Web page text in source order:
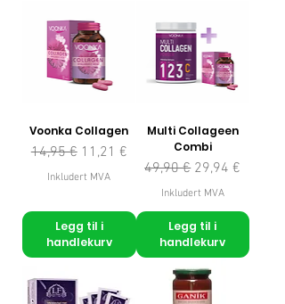
Voonka Collagen
Vanlig pris
14,95 € Salgspris
11,21 €
Inkludert MVA
Legg til i
handlekurv
Multi Collageen
Combi
Vanlig pris
49,90 € Salgspris
29,94 €
Inkludert MVA
Legg til i
handlekurv